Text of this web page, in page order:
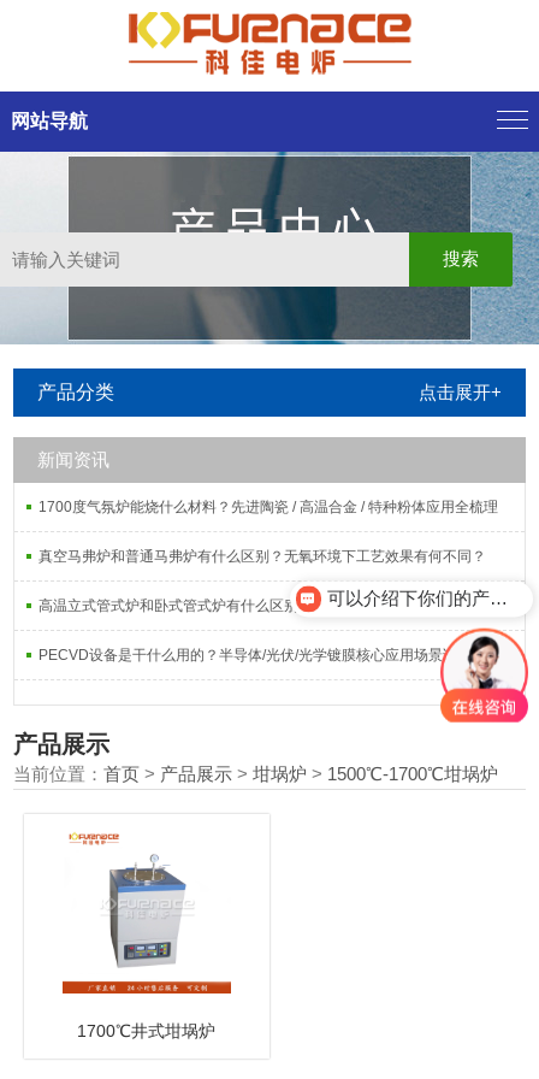
网站导航
产品分类 点击展开+
新闻资讯
1700度气氛炉能烧什么材料？先进陶瓷 / 高温合金 / 特种粉体应用全梳理
真空马弗炉和普通马弗炉有什么区别？无氧环境下工艺效果有何不同？
高温立式管式炉和卧式管式炉有什么区别？不同工艺场景适配对比
PECVD设备是干什么用的？半导体/光伏/光学镀膜核心应用场景详解
产品展示
当前位置：首页 > 产品展示 >坩埚炉 > 1500℃-1700℃坩埚炉
1700℃井式坩埚炉
可以介绍下你们的产品么？